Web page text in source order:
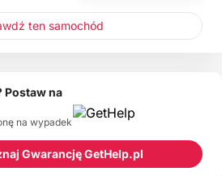
ten samochód
Postaw na
na wypadek
Gwarancję GetHelp.pl